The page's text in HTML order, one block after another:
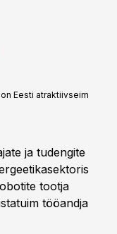
Eesti atraktiivseim
ja tudengite
tootja
tööandja